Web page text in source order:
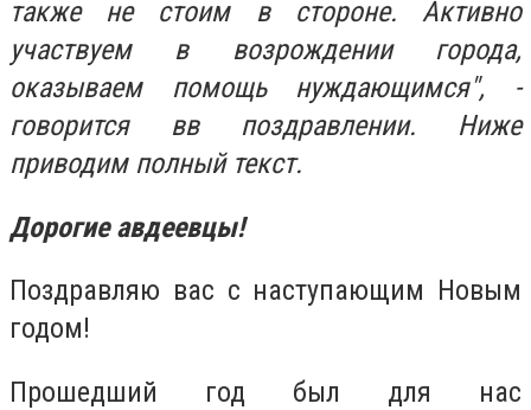
также не стоим в стороне. Активно
участвуем в возрождении города,
оказываем помощь нуждающимся", -
говорится вв поздравлении. Ниже
приводим полный текст.
Дорогие авдеевцы!
Поздравляю вас с наступающим Новым
годом!
Прошедший год был для нас